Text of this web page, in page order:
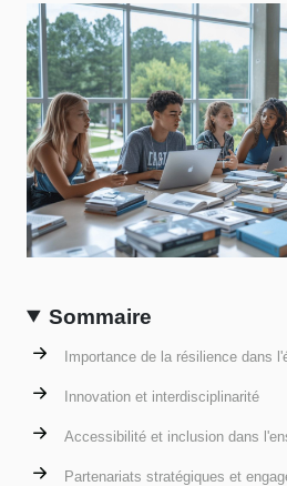
Sommaire
Importance de la résilience dans
Innovation et interdisciplinarité
Accessibilité et inclusion dans
Partenariats stratégiques et